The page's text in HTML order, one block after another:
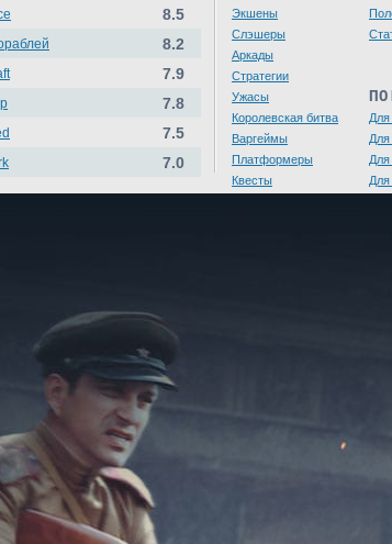
8.5
8.2
7.9
7.8
7.5
7.0
Экшены
Слэшеры
Аркады
Стратегии
Ужасы
Королевская битва
Варгеймы
Платформеры
Квесты
ПО
Для
Для
Для
Для